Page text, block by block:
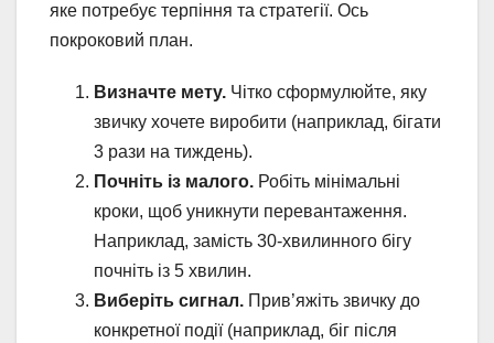
яке потребує терпіння та стратегії. Ось
покроковий план.
Визначте мету. Чітко сформулюйте, яку
звичку хочете виробити (наприклад, бігати
3 рази на тиждень).
Почніть із малого. Робіть мінімальні
кроки, щоб уникнути перевантаження.
Наприклад, замість 30-хвилинного бігу
почніть із 5 хвилин.
Виберіть сигнал. Прив’яжіть звичку до
конкретної події (наприклад, біг після